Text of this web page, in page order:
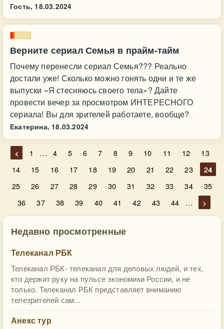
Гость, 18.03.2024
Верните сериал Семья в прайм-тайм
Почему перенесли сериал Семья??? Реально
достали уже! Сколько можно гонять одни и те же
выпуски «Я стесняюсь своего тела»? Дайте
провести вечер за просмотром ИНТЕРЕСНОГО
сериала! Вы для зрителей работаете, вообще?
Екатерина, 18.03.2024
< 1 … 4 5 6 7 8 9 10 11 12
13
14
15 16 17 18 19 20 21 22 23
24
25
26 27 28 29 30 31 32 33 34
35
36
37 38 39 40 41 42 43 44 … >
Недавно просмотренные
Телеканал РБК
Телеканал РБК- телеканал для деловых людей, и тех,
кто держит руку на пульсе экономики России, и не
только. Телеканал РБК представляет вниманию
телезрителей сам...
Анекс тур